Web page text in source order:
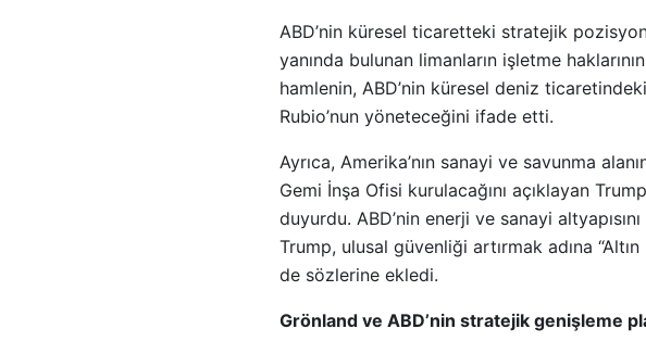
ABD’nin küresel ticaretteki stratejik
yanında bulunan limanların işletme
hamlenin, ABD’nin küresel deniz
Rubio’nun yöneteceğini ifade etti.
Ayrıca, Amerika’nın sanayi ve savunma
Gemi İnşa Ofisi kurulacağını açıklayan
duyurdu. ABD’nin enerji ve sanayi
Trump, ulusal güvenliği artırmak adına
de sözlerine ekledi.
Grönland ve ABD’nin stratejik genişleme